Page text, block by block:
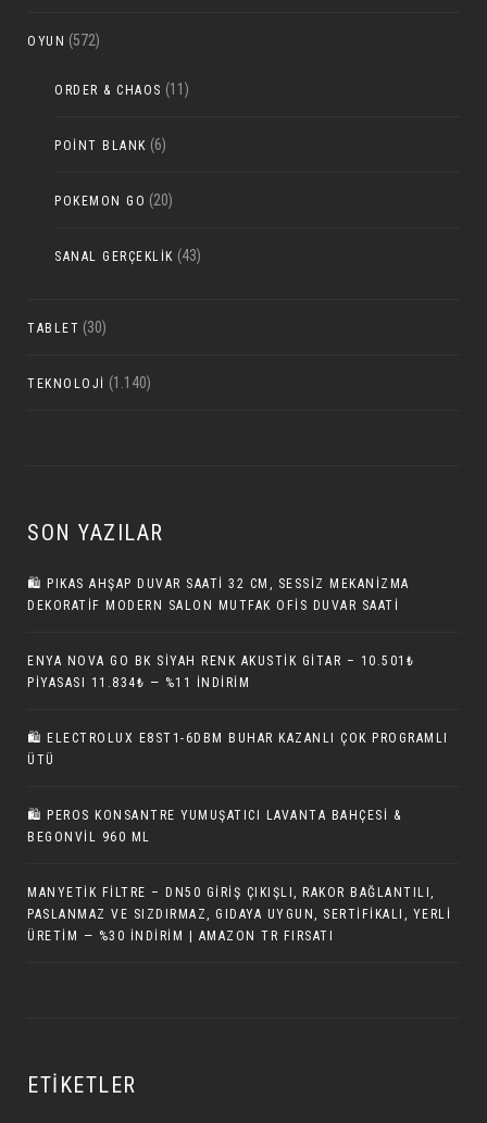
OYUN (572)
ORDER & CHAOS (11)
POINT BLANK (6)
POKEMON GO (20)
SANAL GERÇEKLIK (43)
TABLET (30)
TEKNOLOJI (1.140)
SON YAZILAR
🛍️ PIKAS AHŞAP DUVAR SAATI 32 CM, SESSIZ MEKANIZMA
DEKORATIF MODERN SALON MUTFAK OFIS DUVAR SAATI
ENYA NOVA GO BK SIYAH RENK AKUSTIK GITAR – 10.501₺
PIYASASI 11.834₺ — %11 İNDIRIM
🛍 ELECTROLUX E8ST1-6DBM BUHAR KAZANLI ÇOK PROGRAMLI
ÜTÜ
🛍️ PEROS KONSANTRE YUMUŞATICI LAVANTA BAHÇESI &
BEGONVIL 960 ML
MANYETIK FILTRE – DN50 GIRIŞ ÇIKIŞLI, RAKOR BAĞLANTILI,
PASLANMAZ VE SIZDIRMAZ, GIDAYA UYGUN, SERTIFIKALI, YERLI
ÜRETIM — %30 İNDIRIM | AMAZON TR FIRSATI
ETIKETLER